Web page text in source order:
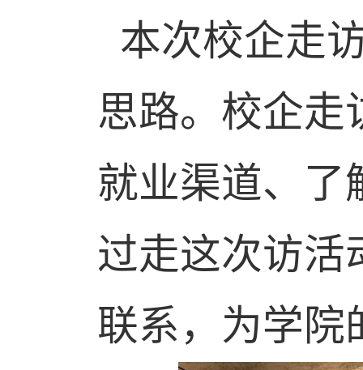
本次校企走
思路。校企走
就业渠道、了
过走这次访活
联系，为学院